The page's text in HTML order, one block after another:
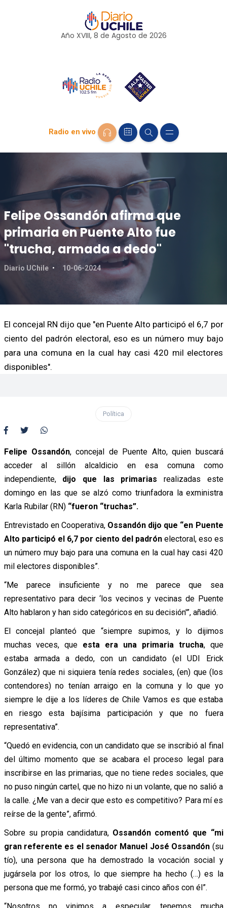
Año XVIII, 8 de Agosto de 2026
Radio en vivo
Felipe Ossandón afirma que
primaria en Puente Alto fue
"trucha, armada a dedo"
Diario UChile 10-06-2024
El concejal RN dijo que "en Puente Alto participó el 6,7 por
ciento del padrón electoral, eso es un número muy bajo
para una comuna en la cual hay casi 420 mil electores
disponibles".
Política
Felipe Ossandón, concejal de Puente Alto, quien buscará
acceder al sillón alcaldicio en esa comuna como
independiente, dijo que las primarias realizadas este
domingo en las que se alzó como triunfadora la exministra
Karla Rubilar (RN) “fueron “truchas”.
Entrevistado en Cooperativa, Ossandón dijo que “en Puente
Alto participó el 6,7 por ciento del padrónelectoral, eso es
un número muy bajo para una comuna en la cual hay casi 420
mil electores disponibles”.
“Me parece insuficiente y no me parece que sea
representativo para decir ‘los vecinos y vecinas de Puente
Alto hablaron y han sido categóricos en su decisión'”, añadió.
El concejal planteó que “siempre supimos, y lo dijimos
muchas veces, que esta era una primaria trucha, que
estaba armada a dedo, con un candidato (el UDI Erick
González) que ni siquiera tenía redes sociales, (en) que (los
contendores) no tenían arraigo en la comuna y lo que yo
siempre le dije a los líderes de Chile Vamos es que estaba
en riesgo esta bajísima participación y que no fuera
representativa”.
“Quedó en evidencia, con un candidato que se inscribió al final
del último momento que se acabara el proceso legal para
inscribirse en las primarias, que no tiene redes sociales, que
no puso ningún cartel, que no hizo ni un volante, que no salió a
la calle. ¿Me van a decir que esto es competitivo? Para mí es
reírse de la gente”, afirmó.
Sobre su propia candidatura, Ossandón comentó que “mi
gran referente es el senador Manuel José Ossandón (su
tío), una persona que ha demostrado la vocación social y
jugársela por los otros, lo que siempre ha hecho (…) es la
persona que me formó, yo trabajé casi cinco años con él”.
“Nosotros no vinimos a especular, tenemos mucha